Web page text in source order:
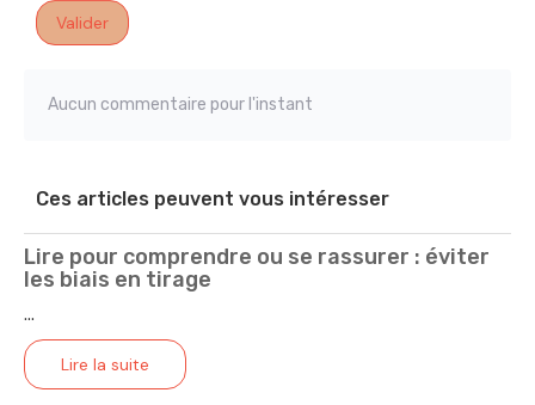
Valider
Aucun commentaire pour l'instant
Ces articles peuvent vous intéresser
Lire pour comprendre ou se rassurer : éviter
les biais en tirage
...
Lire la suite